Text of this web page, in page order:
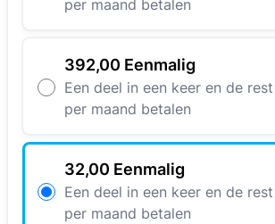
per maand betalen
392,00 Eenmalig
Een deel in een keer en de rest
per maand betalen
32,00 Eenmalig
Een deel in een keer en de rest
per maand betalen